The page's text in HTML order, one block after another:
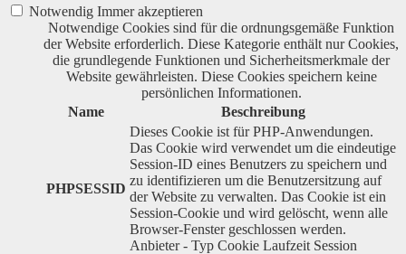
Notwendig Immer akzeptieren
Notwendige Cookies sind für die ordnungsgemäße Funktion
der Website erforderlich. Diese Kategorie enthält nur Cookies,
die grundlegende Funktionen und Sicherheitsmerkmale der
Website gewährleisten. Diese Cookies speichern keine
persönlichen Informationen.
Name
Beschreibung
PHPSESSID
Dieses Cookie ist für PHP-Anwendungen.
Das Cookie wird verwendet um die eindeutige
Session-ID eines Benutzers zu speichern und
zu identifizieren um die Benutzersitzung auf
der Website zu verwalten. Das Cookie ist ein
Session-Cookie und wird gelöscht, wenn alle
Browser-Fenster geschlossen werden.
Anbieter - Typ Cookie Laufzeit Session